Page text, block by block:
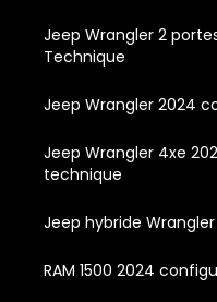
Jeep Wrangler 2
Technique
Jeep Wrangler 2024
Jeep Wrangler 4xe
technique
Jeep hybride
RAM 1500 2024